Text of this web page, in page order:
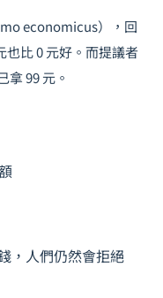
economicus），回
比 0 元好。而提議者
拿 99 元。
，人們仍然會拒絕